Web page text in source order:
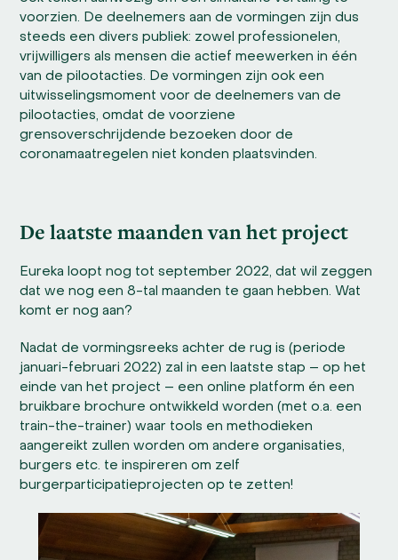
voorzien. De deelnemers aan de vormingen zijn dus
steeds een divers publiek: zowel professionelen,
vrijwilligers als mensen die actief meewerken in één
van de pilootacties. De vormingen zijn ook een
uitwisselingsmoment voor de deelnemers van de
pilootacties, omdat de voorziene
grensoverschrijdende bezoeken door de
coronamaatregelen niet konden plaatsvinden.
De laatste maanden van het project
Eureka loopt nog tot september 2022, dat wil zeggen
dat we nog een 8-tal maanden te gaan hebben. Wat
komt er nog aan?
Nadat de vormingsreeks achter de rug is (periode
januari-februari 2022) zal in een laatste stap – op het
einde van het project – een online platform én een
bruikbare brochure ontwikkeld worden (met o.a. een
train-the-trainer) waar tools en methodieken
aangereikt zullen worden om andere organisaties,
burgers etc. te inspireren om zelf
burgerparticipatieprojecten op te zetten!